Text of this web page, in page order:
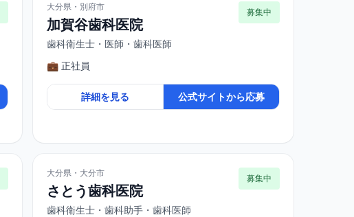
大分県・別府市
加賀谷歯科医院
歯科衛生士・医師・歯科医師
募集中
💼 正社員
詳細を見る 公式サイトから応募
大分県・大分市
さとう歯科医院
歯科衛生士・歯科助手・歯科医師
募集中